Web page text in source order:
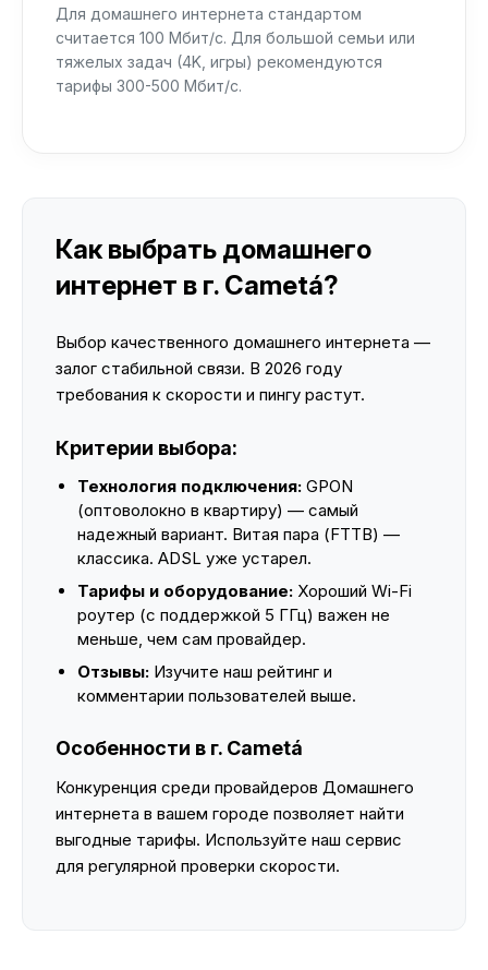
Для домашнего интернета стандартом
считается 100 Мбит/с. Для большой семьи или
тяжелых задач (4K, игры) рекомендуются
тарифы 300-500 Мбит/с.
Как выбрать домашнего
интернет в г. Cametá?
Выбор качественного домашнего интернета —
залог стабильной связи. В 2026 году
требования к скорости и пингу растут.
Критерии выбора:
Технология подключения: GPON
(оптоволокно в квартиру) — самый
надежный вариант. Витая пара (FTTB) —
классика. ADSL уже устарел.
Тарифы и оборудование: Хороший Wi-Fi
роутер (с поддержкой 5 ГГц) важен не
меньше, чем сам провайдер.
Отзывы: Изучите наш рейтинг и
комментарии пользователей выше.
Особенности в г. Cametá
Конкуренция среди провайдеров Домашнего
интернета в вашем городе позволяет найти
выгодные тарифы. Используйте наш сервис
для регулярной проверки скорости.